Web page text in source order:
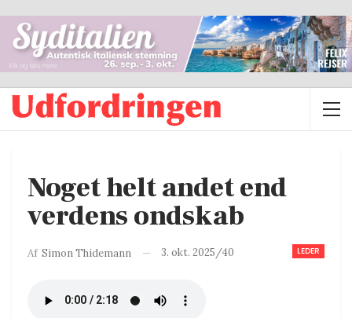
Noget helt andet end
verdens ondskab
LEDER
Af Simon Thidemann 3. okt. 2025/40